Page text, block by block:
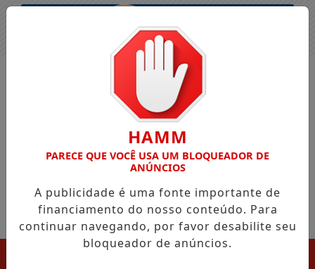
HAMM
PARECE QUE VOCÊ USA UM BLOQUEADOR DE
ANÚNCIOS
A publicidade é uma fonte importante de
financiamento do nosso conteúdo. Para
continuar navegando, por favor desabilite seu
bloqueador de anúncios.